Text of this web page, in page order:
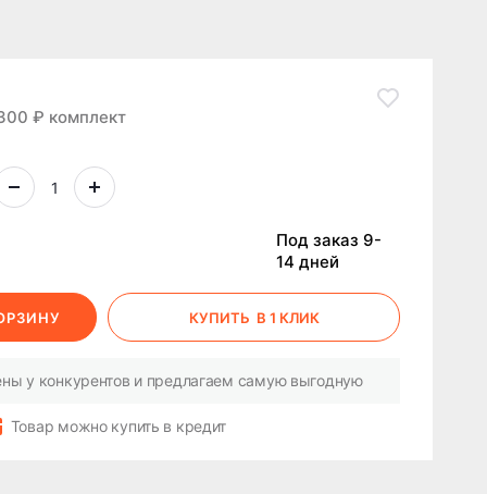
₽ комплект
Под заказ 9-
14 дней
КУПИТЬ В 1 КЛИК
у конкурентов и предлагаем самую выгодную
Товар можно купить в кредит